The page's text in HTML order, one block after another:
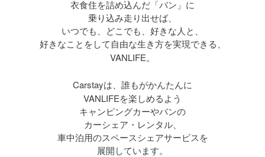
衣食住を詰め込んだ「バン」に
乗り込み走り出せば、
いつでも、どこでも、好きな人と、
好きなことをして 自由な生き方を実現できる、
VANLIFE。
Carstayは、誰もがかんたんに
VANLIFEを楽しめるよう
キャンピングカーやバンの
カーシェア・レンタル、
車中泊用のスペースシェアサービスを
展開しています。